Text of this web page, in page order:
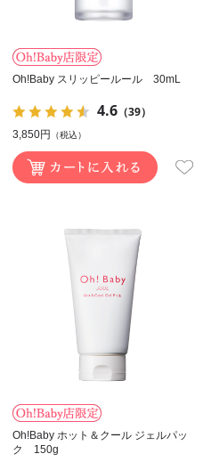
Oh!Baby スリッピールール 30mL
4.6（39）
3,850円 （税込）
Oh!Baby ホット＆クール ジェルパッ
ク 150g